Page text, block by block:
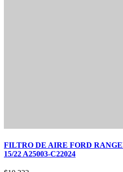
FILTRO DE AIRE FORD
15/22 A25003-C22024